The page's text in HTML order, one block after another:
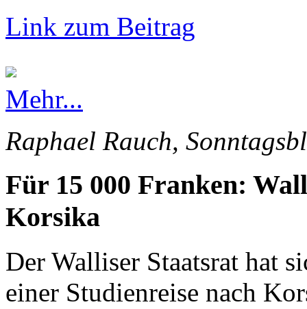
Link zum Beitrag
Mehr...
Raphael Rauch,
Für 15 000 Franken:
Korsika
Der Walliser Staatsrat hat
einer Studienreise nach